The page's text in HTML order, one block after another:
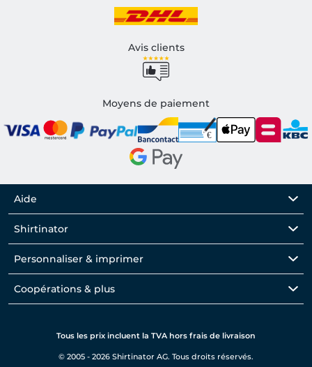
Avis clients
Moyens de paiement
Aide
Shirtinator
Personnaliser & imprimer
Coopérations & plus
Tous les prix incluent la TVA hors frais de livraison
© 2005 - 2026 Shirtinator AG. Tous droits réservés.